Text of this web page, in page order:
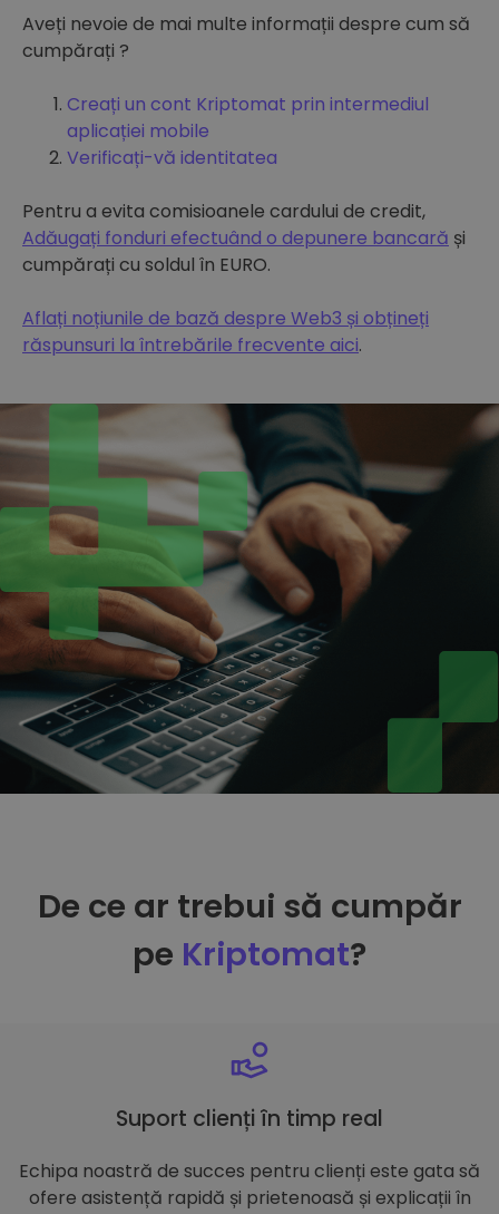
Aveți nevoie de mai multe informații despre cum să
cumpărați ?
Creați un cont Kriptomat prin intermediul
aplicației mobile
Verificați-vă identitatea
Pentru a evita comisioanele cardului de credit,
Adăugați fonduri efectuând o depunere bancară și
cumpărați cu soldul în EURO.
Aflați noțiunile de bază despre Web3 și obțineți
răspunsuri la întrebările frecvente aici.
De ce ar trebui să cumpăr
pe Kriptomat?
Suport clienți în timp real
Echipa noastră de succes pentru clienți este gata să
ofere asistență rapidă și prietenoasă și explicații în